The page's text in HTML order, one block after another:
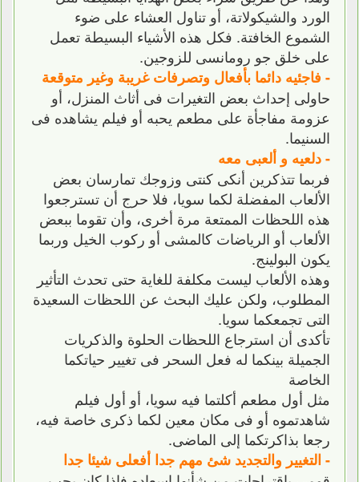
الورد والشيكولاتة، أو تناول العشاء على ضوء
الشموع الخافتة. فكل هذه الأشياء البسيطة تعمل
على خلق جو رومانسى للزوجين.
- فاجئيه دائما بأفعال وتصرفات غريبة وغير متوقعة
حاولى إحداث بعض التغيرات فى أثاث المنزل، أو
عزومة مفاجأة على مطعم يحبه أو فيلم يشاهده فى
السنيما.
- دلعيه و ألعبى معه
فربما تتذكرين أنكى كنتى وزوجك تمارسان بعض
الألعاب المفضلة لكما سويا، فلا حرج أن تسترجعوا
هذه اللحظات الممتعة مرة أخرى، وأن تقوما ببعض
الألعاب أو الرياضات كالمشى أو ركوب الخيل وربما
يكون البولينج.
وهذه الألعاب ليست مكلفة للغاية حتى تحدث التأثير
المطلوب، ولكن عليك البحث عن اللحظات السعيدة
التى تجمعكما سويا.
تأكدى أن استرجاع اللحظات الحلوة والذكريات
الجميلة بينكما له فعل السحر فى تغيير حياتكما
الخاصة
مثل أول مطعم أكلتما فيه سويا، أو أول فيلم
شاهدتموه أو فى مكان معين لكما ذكرى خاصة فيه،
رجعا بذاكرتكما إلى الماضى.
- التغيير والتجديد شئ مهم جدا أفعلى شيئا جدا